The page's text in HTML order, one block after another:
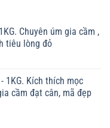
Chuyên úm gia cầm ,
tiêu lòng đỏ
- 1KG. Kích thích mọc
cầm đạt cân, mã đẹp